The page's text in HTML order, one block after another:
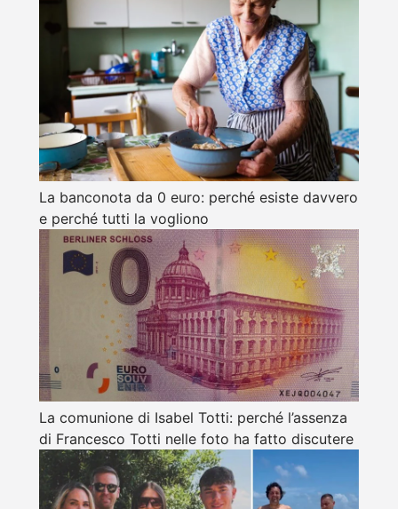
La banconota da 0 euro: perché esiste davvero
e perché tutti la vogliono
La comunione di Isabel Totti: perché l’assenza
di Francesco Totti nelle foto ha fatto discutere